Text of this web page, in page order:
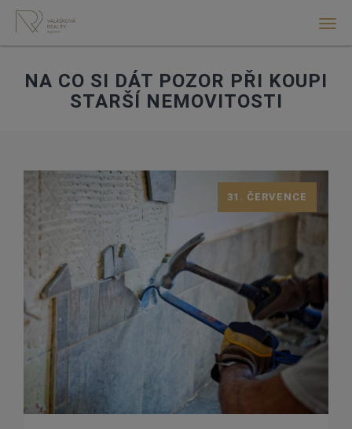
NA CO SI DÁT POZOR PŘI KOUPI
STARŠÍ NEMOVITOSTI
31. ČERVENCE